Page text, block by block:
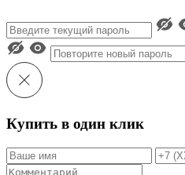
Купить в один клик